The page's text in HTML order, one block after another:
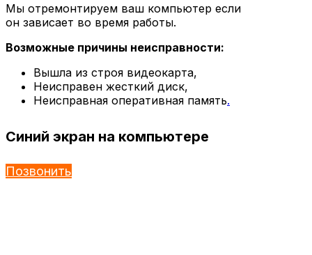
Мы отремонтируем ваш компьютер если
он зависает во время работы.
Возможные причины неисправности:
Вышла из строя видеокарта,
Неисправен жесткий диск,
Неисправная оперативная память.
Синий экран на компьютере
Позвонить